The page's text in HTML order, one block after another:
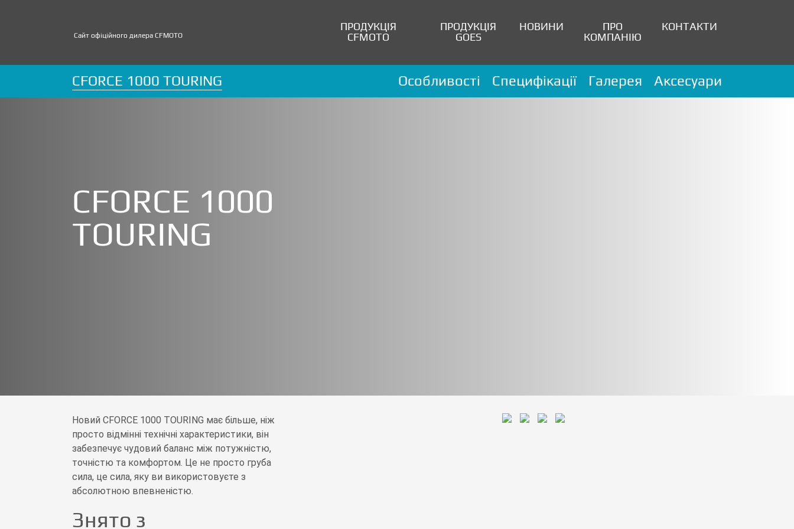
Сайт офіційного дилера CFMOTO
ПРОДУКЦІЯ
CFMOTO
ПРОДУКЦІЯ
GOES
НОВИНИ
ПРО
КОМПАНІЮ
КОНТАКТИ
CFORCE 1000 TOURING Особливості Специфікації Галерея Аксесуари
CFORCE 1000
TOURING
Новий CFORCE 1000 TOURING має більше, ніж
просто відмінні технічні характеристики, він
забезпечує чудовий баланс між потужністю,
точністю та комфортом. Це не просто груба
сила, це сила, яку ви використовуєте з
абсолютною впевненістю.
Знято з